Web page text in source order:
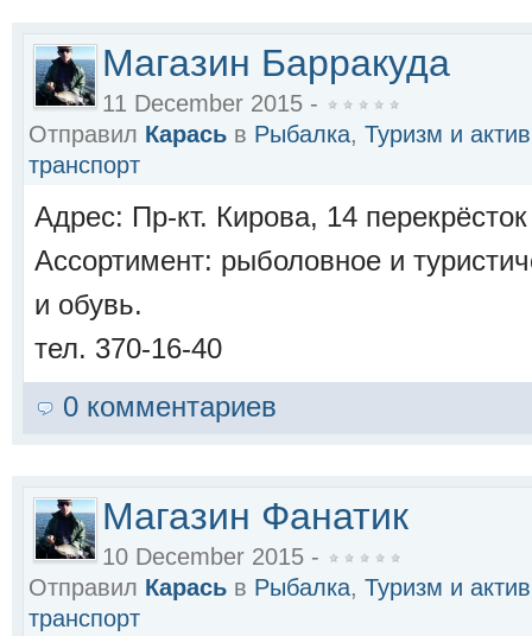
Магазин Барракуда
11 December 2015 -
Отправил Карась в Рыбалка, Туризм и
транспорт
Адрес: Пр-кт. Кирова, 14
Ассортимент: рыболовное и
и обувь.
тел. 370-16-40
0 комментариев
Магазин Фанатик
10 December 2015 -
Отправил Карась в Рыбалка, Туризм и
транспорт